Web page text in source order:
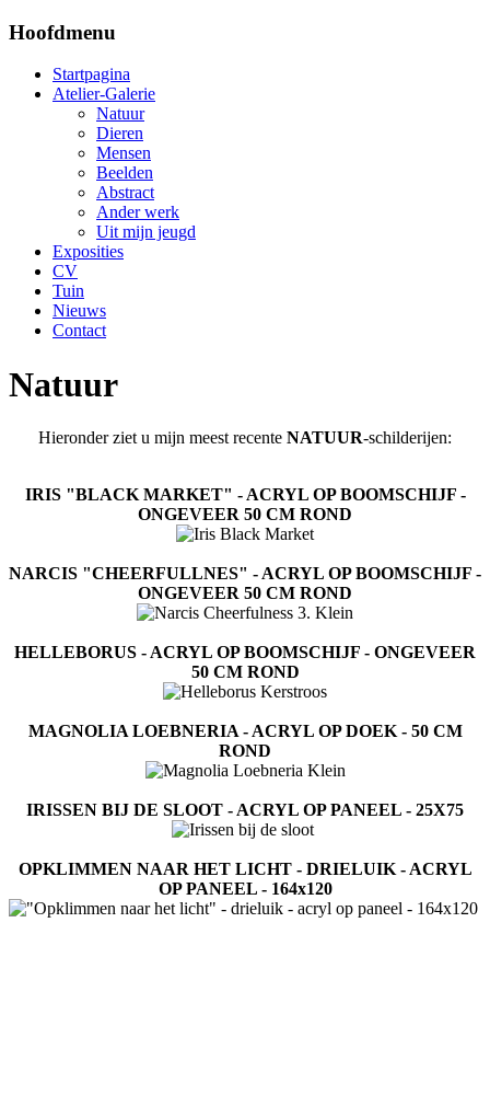
Hoofdmenu
Startpagina
Atelier-Galerie
Natuur
Dieren
Mensen
Beelden
Abstract
Ander werk
Uit mijn jeugd
Exposities
CV
Tuin
Nieuws
Contact
Natuur
Hieronder ziet u mijn meest recente NATUUR-schilderijen:
IRIS "BLACK MARKET" - ACRYL OP BOOMSCHIJF -
ONGEVEER 50 CM ROND
NARCIS "CHEERFULLNES" - ACRYL OP BOOMSCHIJF -
ONGEVEER 50 CM ROND
HELLEBORUS - ACRYL OP BOOMSCHIJF - ONGEVEER
50 CM ROND
MAGNOLIA LOEBNERIA - ACRYL OP DOEK - 50 CM
ROND
IRISSEN BIJ DE SLOOT - ACRYL OP PANEEL - 25X75
OPKLIMMEN NAAR HET LICHT - DRIELUIK - ACRYL
OP PANEEL - 164x120